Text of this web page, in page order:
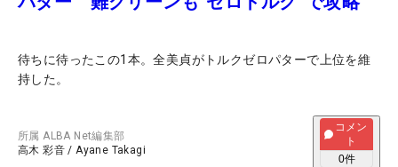
待ちに待ったこの1本。全美貞がトルクゼロパターで上位を維
持した。
所属ALBA Net編集部
高木 彩音 /Ayane Takagi
コメン
ト
0件